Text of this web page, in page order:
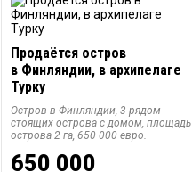
Продаётся остров
в Финляндии, в архипелаге
Турку
Остров в Финляндии, 3 рядом
стоящих острова с домом, площадь
острова 2 га, 650 000 евро.
650 000